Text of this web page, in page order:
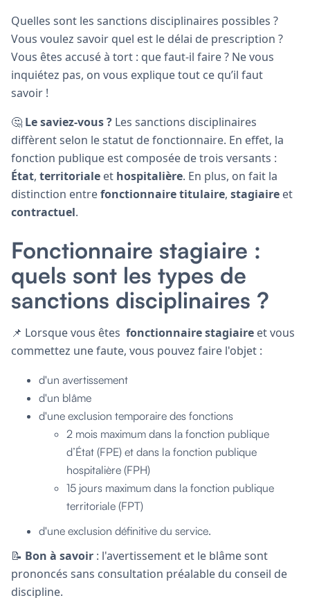
Quelles sont les sanctions disciplinaires possibles ?
Vous voulez savoir quel est le délai de prescription ?
Vous êtes accusé à tort : que faut-il faire ? Ne vous
inquiétez pas, on vous explique tout ce qu’il faut
savoir !
🤔 Le saviez-vous ? Les sanctions disciplinaires
diffèrent selon le statut de fonctionnaire. En effet, la
fonction publique est composée de trois versants :
État, territoriale et hospitalière. En plus, on fait la
distinction entrefonctionnaire titulaire, stagiaire et
contractuel.
Fonctionnaire stagiaire :
quels sont les types de
sanctions disciplinaires ?
📌 Lorsque vous êtes fonctionnaire stagiaire et vous
commettez une faute, vous pouvez faire l'objet :
d'un avertissement
d'un blâme
d'une exclusion temporaire des fonctions
2 mois maximum dans la fonction publique
d’État (FPE) et dans la fonction publique
hospitalière (FPH)
15 jours maximum dans la fonction publique
territoriale (FPT)
d'une exclusion définitive du service.
📝 Bon à savoir : l'avertissement et le blâme sont
prononcés sans consultation préalable du conseil de
discipline.